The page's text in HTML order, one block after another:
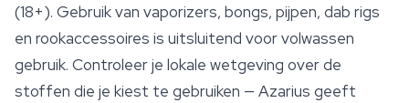
(18+). Gebruik van vaporizers, bongs, pijpen, dab rigs
en rookaccessoires is uitsluitend voor volwassen
gebruik. Controleer je lokale wetgeving over de
stoffen die je kiest te gebruiken — Azarius geeft